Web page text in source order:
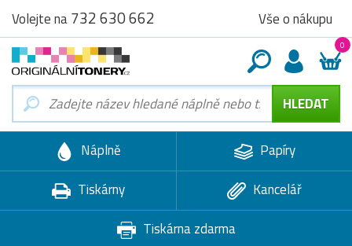
Volejte na732 630 662 Vše o nákupu
0
Náplně
Papíry
Tiskárny
Kancelář
Tiskárna zdarma